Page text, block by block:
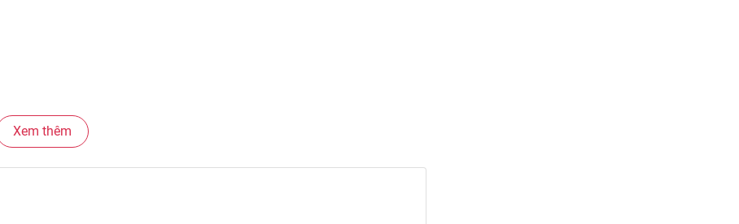
Xem thêm